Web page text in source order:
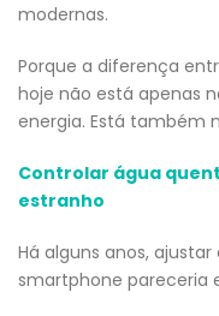
modernas.
Porque a diferença
hoje não está apenas
energia. Está também
Controlar água
estranho
Há alguns anos,
smartphone pareceria